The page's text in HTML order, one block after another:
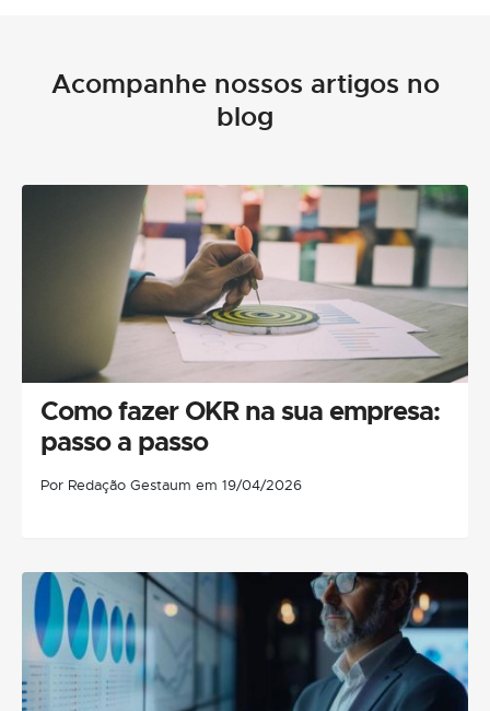
Acompanhe nossos artigos no
blog
Como fazer OKR na sua empresa:
passo a passo
Por Redação Gestaum em 19/04/2026